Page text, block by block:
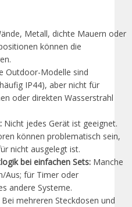
Metall, dichte Mauern oder
können die
Outdoor-Modelle sind
IP44), aber nicht für
oder direkten Wasserstrahl
Nicht jedes Gerät ist geeignet.
können problematisch sein,
nicht ausgelegt ist.
bei einfachen Sets: Manche
Aus; für Timer oder
andere Systeme.
Bei mehreren Steckdosen und